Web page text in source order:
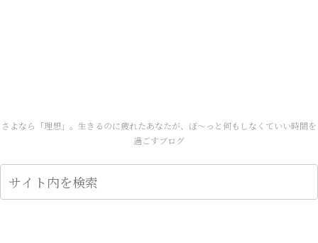
さよなら「理想」。生きるのに疲れたあなたが、ぼ～っと何もしなくていい時間を
過ごすブログ